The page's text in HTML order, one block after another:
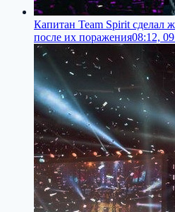
Капитан Team Spirit сделал
после их поражения08:12,